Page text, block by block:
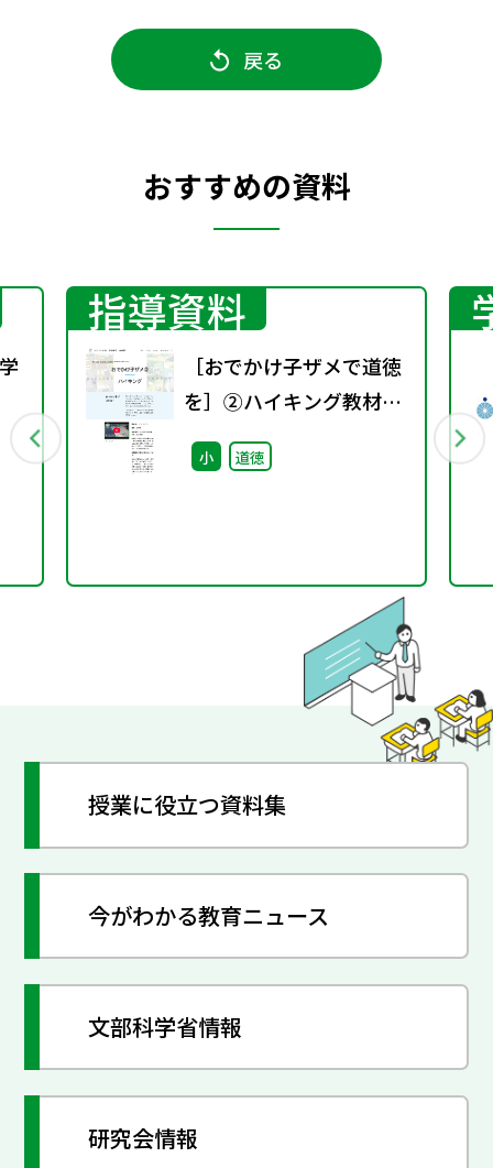
戻る
おすすめの資料
指導資料
［おでかけ子ザメで道徳
を］②ハイキング教材
+指導案
小 道徳
授業に役立つ資料集
今がわかる教育ニュース
文部科学省情報
研究会情報